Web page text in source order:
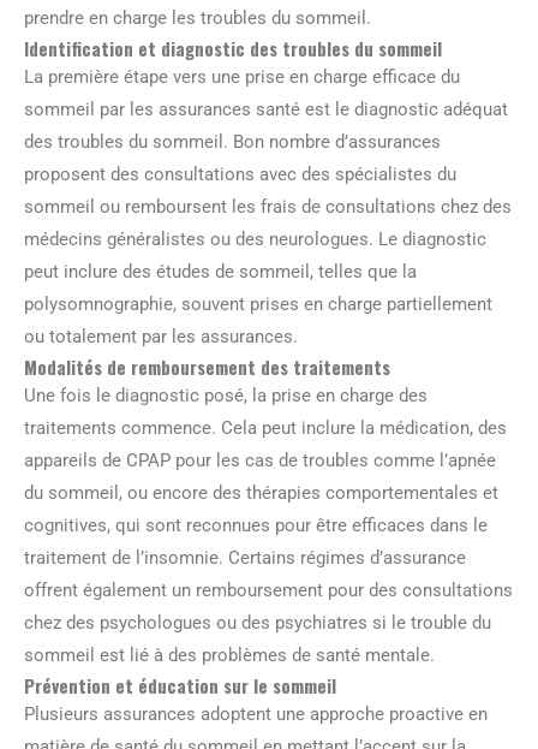
prendre en charge les troubles du sommeil.
Identification et diagnostic des troubles du sommeil
La première étape vers une prise en charge efficace du
sommeil par les assurances santé est le diagnostic adéquat
des troubles du sommeil. Bon nombre d’assurances
proposent des consultations avec des spécialistes du
sommeil ou remboursent les frais de consultations chez des
médecins généralistes ou des neurologues. Le diagnostic
peut inclure des études de sommeil, telles que la
polysomnographie, souvent prises en charge partiellement
ou totalement par les assurances.
Modalités de remboursement des traitements
Une fois le diagnostic posé, la prise en charge des
traitements commence. Cela peut inclure la médication, des
appareils de CPAP pour les cas de troubles comme l’apnée
du sommeil, ou encore des thérapies comportementales et
cognitives, qui sont reconnues pour être efficaces dans le
traitement de l’insomnie. Certains régimes d’assurance
offrent également un remboursement pour des consultations
chez des psychologues ou des psychiatres si le trouble du
sommeil est lié à des problèmes de santé mentale.
Prévention et éducation sur le sommeil
Plusieurs assurances adoptent une approche proactive en